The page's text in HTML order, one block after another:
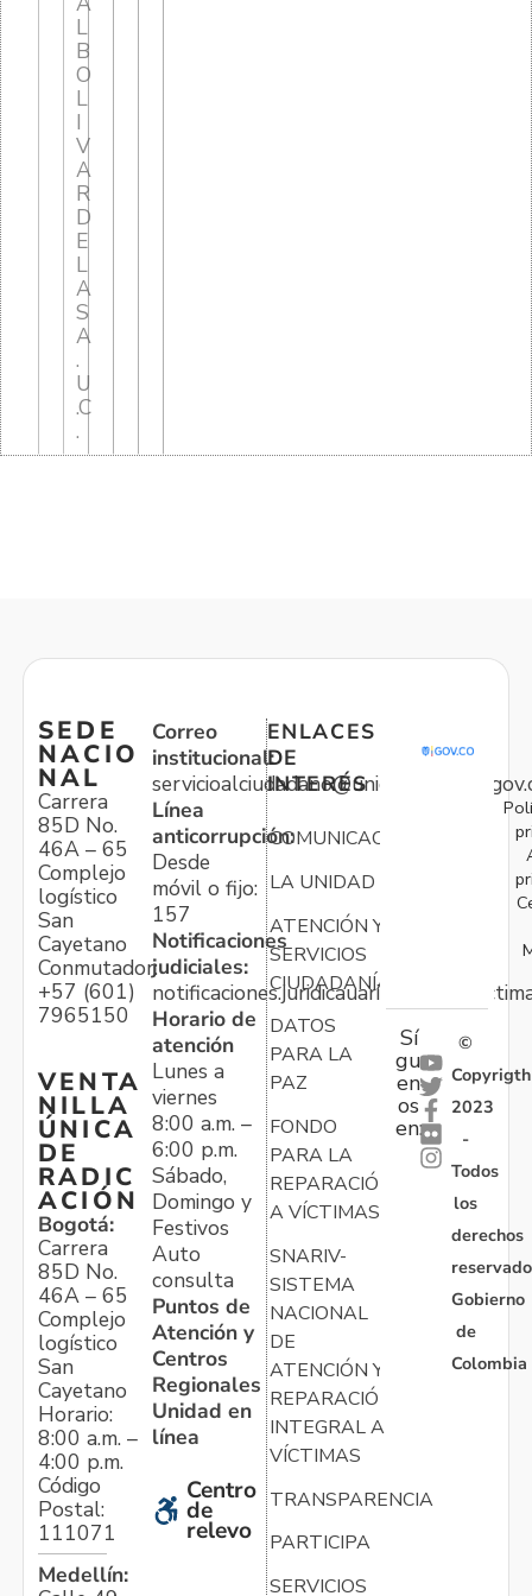
L
B
O
L
I
V
A
R
D
E
L
A
S
A
.
U
.C
.
SEDE
NACIO
NAL
Carrera
85D No.
46A – 65
Complejo
logístico
San
Cayetano
Conmutador:
+57 (601)
7965150
VENTA
NILLA
ÚNICA
DE
RADIC
ACIÓN
Bogotá:
Carrera
85D No.
46A – 65
Complejo
logístico
San
Cayetano
Horario:
8:00 a.m. –
4:00 p.m.
Código
Postal:
111071
Medellín:
Correo
institucional:
Línea
anticorrupción:
Desde
móvil o fijo:
157
Notificaciones
judiciales:
Horario de
atención
Lunes a
viernes
8:00 a.m. –
6:00 p.m.
Sábado,
Domingo y
Festivos
Auto
consulta
Puntos de
Atención y
Centros
Regionales
Unidad en
línea
Centro
de
relevo
ENLACES
DE
INTERÉS
COMUNICACIONES
LA UNIDAD
ATENCIÓN Y
SERVICIOS
CIUDADANÍA
DATOS
PARA LA
PAZ
FONDO
PARA LA
REPARACIÓN
A VÍCTIMAS
SNARIV-
SISTEMA
NACIONAL
DE
ATENCIÓN Y
REPARACIÓN
INTEGRAL A
VÍCTIMAS
TRANSPARENCIA
PARTICIPA
SERVICIOS
Sí
gu
en
os
en:
©
Copyrigth
2023
-
Todos
los
derechos
Gobierno
de
Colombia